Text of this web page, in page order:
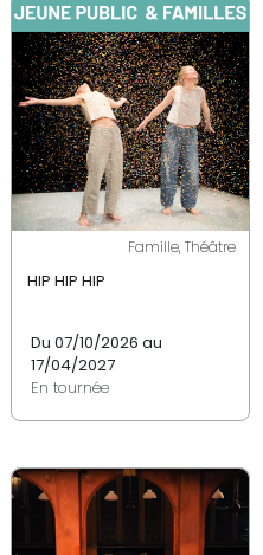
Famille, Théâtre
HIP HIP HIP
Du 07/10/2026 au
17/04/2027
En tournée